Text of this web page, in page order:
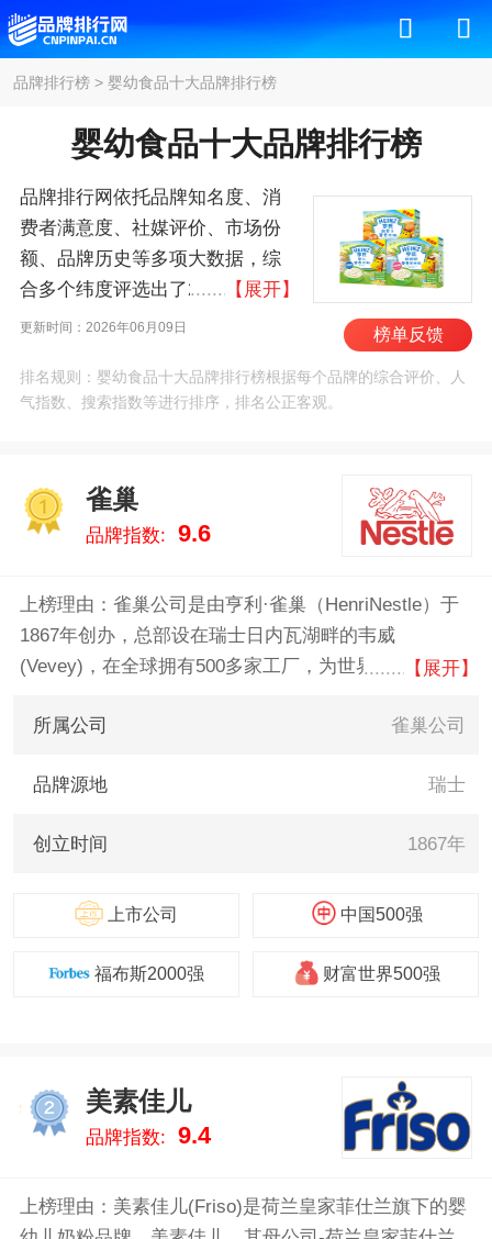
品牌排行榜> 婴幼食品十大品牌排行榜
婴幼食品十大品牌排行榜
品牌排行网依托品牌知名度、消
费者满意度、社媒评价、市场份
额、品牌历史等多项大数据，综
合多个纬度评选出了2026年婴幼
食品十大品牌排行榜，其中前十
儿/Friso、飞鹤/FIRMUS、合生
元/BIOSTIME、惠氏/WYETH、君
臣/MeadJohnson、金领冠/PRO-
KIDO、启赋/illuma 。我们致力于
什么牌子好，供您参考。
【展开】
更新时间：2026年06月09日 榜单反馈
排名规则：婴幼食品十大品牌排行榜根据每个品牌的综合评价、人
气指数、搜索指数等进行排序，排名公正客观。
雀巢
品牌指数: 9.6
上榜理由：雀巢公司是由亨利·雀巢（HenriNestle）于
1867年创办，总部设在瑞士日内瓦湖畔的韦威
(Vevey)，在全球拥有500多家工厂，为世界上最大的食
家，以生产巧克力棒和速溶咖啡闻名遐迩。旗下主营产
【展开】
所属公司 雀巢公司
品牌源地 瑞士
创立时间 1867年
上市公司 中国500强
福布斯2000强 财富世界500强
2
美素佳儿
品牌指数: 9.4
上榜理由：美素佳儿(Friso)是荷兰皇家菲仕兰旗下的婴